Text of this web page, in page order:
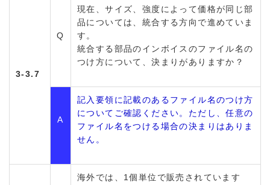
3-3.7
Q
現在、サイズ、強度によって価格が同じ部
品については、統合する方向で進めていま
す。
統合する部品のインボイスのファイル名の
つけ方について、決まりがありますか？
A
記入要領に記載のあるファイル名のつけ方
についてご確認ください。ただし、任意の
ファイル名をつける場合の決まりはありま
せん。
海外では、1個単位で販売されています